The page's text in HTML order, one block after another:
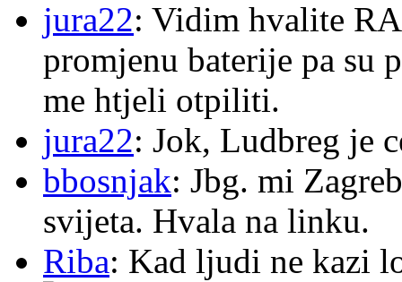
jura22: Vidim hvalite
promjenu baterije pa su
me htjeli otpiliti.
jura22: Jok, Ludbreg je
bbosnjak: Jbg. mi
svijeta. Hvala na linku.
Riba: Kad ljudi ne kazi